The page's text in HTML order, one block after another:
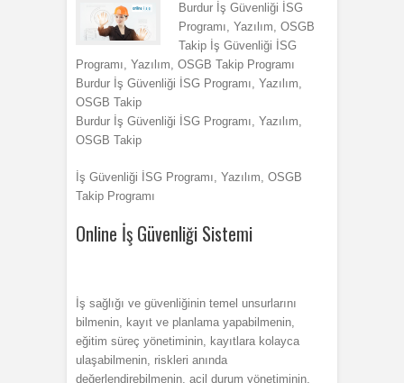
Burdur İş Güvenliği İSG
Programı, Yazılım, OSGB
Takip İş Güvenliği İSG
Programı, Yazılım, OSGB Takip Programı
Burdur İş Güvenliği İSG Programı, Yazılım,
OSGB Takip
Burdur İş Güvenliği İSG Programı, Yazılım,
OSGB Takip
İş Güvenliği İSG Programı, Yazılım, OSGB
Takip Programı
Online İş Güvenliği Sistemi
İş sağlığı ve güvenliğinin temel unsurlarını
bilmenin, kayıt ve planlama yapabilmenin,
eğitim süreç yönetiminin, kayıtlara kolayca
ulaşabilmenin, riskleri anında
değerlendirebilmenin, acil durum yönetiminin,